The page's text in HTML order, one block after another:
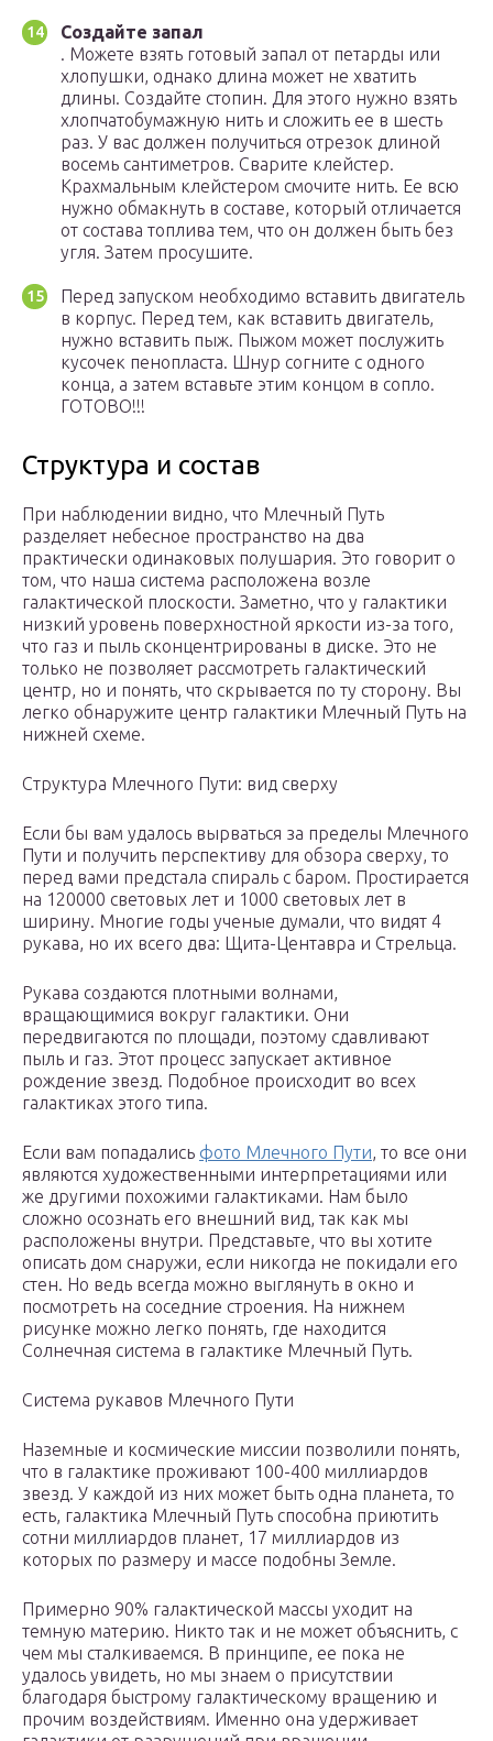
Создайте запал
. Можете взять готовый запал от петарды или
хлопушки, однако длина может не хватить
длины. Создайте стопин. Для этого нужно взять
хлопчатобумажную нить и сложить ее в шесть
раз. У вас должен получиться отрезок длиной
восемь сантиметров. Сварите клейстер.
Крахмальным клейстером смочите нить. Ее всю
нужно обмакнуть в составе, который отличается
от состава топлива тем, что он должен быть без
угля. Затем просушите.
Перед запуском необходимо вставить двигатель
в корпус. Перед тем, как вставить двигатель,
нужно вставить пыж. Пыжом может послужить
кусочек пенопласта. Шнур согните с одного
конца, а затем вставьте этим концом в сопло.
ГОТОВО!!!
Структура и состав
При наблюдении видно, что Млечный Путь
разделяет небесное пространство на два
практически одинаковых полушария. Это говорит о
том, что наша система расположена возле
галактической плоскости. Заметно, что у галактики
низкий уровень поверхностной яркости из-за того,
что газ и пыль сконцентрированы в диске. Это не
только не позволяет рассмотреть галактический
центр, но и понять, что скрывается по ту сторону. Вы
легко обнаружите центр галактики Млечный Путь на
нижней схеме.
Структура Млечного Пути: вид сверху
Если бы вам удалось вырваться за пределы Млечного
Пути и получить перспективу для обзора сверху, то
перед вами предстала спираль с баром. Простирается
на 120000 световых лет и 1000 световых лет в
ширину. Многие годы ученые думали, что видят 4
рукава, но их всего два: Щита-Центавра и Стрельца.
Рукава создаются плотными волнами,
вращающимися вокруг галактики. Они
передвигаются по площади, поэтому сдавливают
пыль и газ. Этот процесс запускает активное
рождение звезд. Подобное происходит во всех
галактиках этого типа.
Если вам попадались фото Млечного Пути, то все они
являются художественными интерпретациями или
же другими похожими галактиками. Нам было
сложно осознать его внешний вид, так как мы
расположены внутри. Представьте, что вы хотите
описать дом снаружи, если никогда не покидали его
стен. Но ведь всегда можно выглянуть в окно и
посмотреть на соседние строения. На нижнем
рисунке можно легко понять, где находится
Солнечная система в галактике Млечный Путь.
Система рукавов Млечного Пути
Наземные и космические миссии позволили понять,
что в галактике проживают 100-400 миллиардов
звезд. У каждой из них может быть одна планета, то
есть, галактика Млечный Путь способна приютить
сотни миллиардов планет, 17 миллиардов из
которых по размеру и массе подобны Земле.
Примерно 90% галактической массы уходит на
темную материю. Никто так и не может объяснить, с
чем мы сталкиваемся. В принципе, ее пока не
удалось увидеть, но мы знаем о присутствии
благодаря быстрому галактическому вращению и
прочим воздействиям. Именно она удерживает